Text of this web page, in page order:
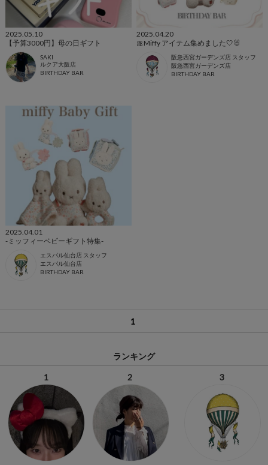
2025.05.10
【予算3000円】母の日ギフト
SAKI
ルクア大阪店
BIRTHDAY BAR
2025.04.20
🎀Miffy アイテム集めました🤍🐰
阪急西宮ガーデンズ店 スタッフ
阪急西宮ガーデンズ店
BIRTHDAY BAR
2025.04.01
-ミッフィーベビーギフト特集-
エスパル仙台店 スタッフ
エスパル仙台店
BIRTHDAY BAR
1
ランキング
1 2 3